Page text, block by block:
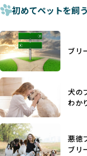
少なくなく、消費
さらに、書類審査
際の飼育環境やブ
す。こうしたサイ
あり、実際の現場
利優先の「悪徳
す。
BreederFamilies
ーダー」のみを紹
設け、ブリーダー
ています。
手段でもあるため
ヨーロッパ諸国で
日本ではいまだ行
優良ブリーダーは
を大切にするため
一方、営利優先
ことを理由に断尾
で処置するケース
「耳やしっぽを切
犬種ごとに異なる
初めてペットを飼
ブリ
犬の
わか
悪徳
ブリ